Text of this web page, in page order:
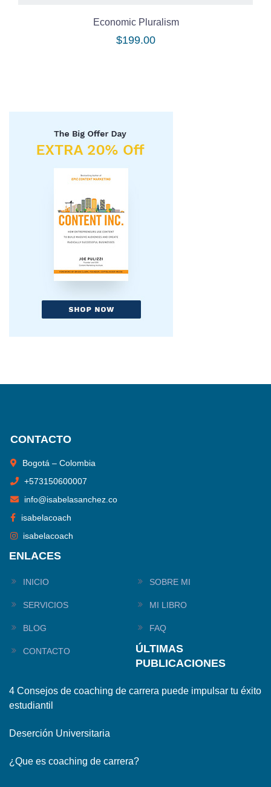
Economic Pluralism
$199.00
CONTACTO
Bogotá – Colombia
+573150600007
info@isabelasanchez.co
isabelacoach
isabelacoach
ENLACES
INICIO SOBRE MI
SERVICIOS MI LIBRO
BLOG FAQ
CONTACTO
ÚLTIMAS
PUBLICACIONES
4 Consejos de coaching de carrera puede impulsar tu éxito
estudiantil
Deserción Universitaria
¿Que es coaching de carrera?